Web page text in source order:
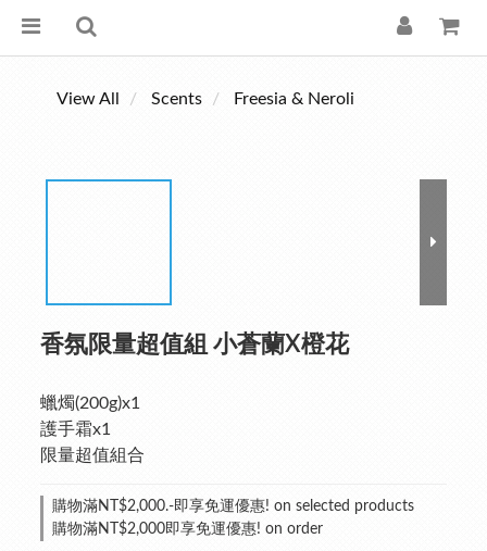
View All Scents Freesia & Neroli
香氛限量超值組 小蒼蘭X橙花
蠟燭(200g)x1
護手霜x1
限量超值組合
購物滿NT$2,000.-即享免運優惠! on selected products
購物滿NT$2,000即享免運優惠! on order